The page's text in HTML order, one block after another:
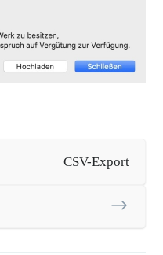
CSV-Export